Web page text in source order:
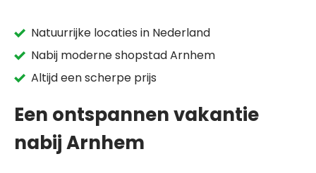
Natuurrijke locaties in Nederland
Nabij moderne shopstad Arnhem
Altijd een scherpe prijs
Een ontspannen vakantie
nabij Arnhem